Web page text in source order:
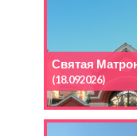
Святая
(18.092026)